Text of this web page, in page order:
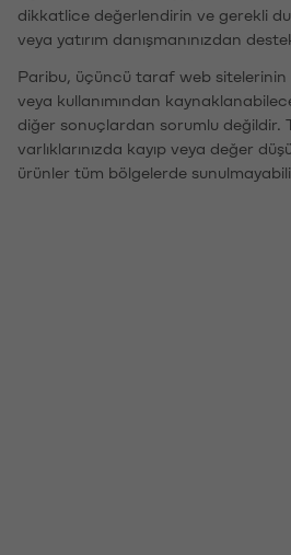
dikkatlice değerlendirin ve gerekli
veya yatırım danışmanınızdan
Paribu, üçüncü taraf web sitelerinin
veya kullanımından
diğer sonuçlardan sorumlu değildir.
varlıklarınızda kayıp veya değer
ürünler tüm bölgelerde